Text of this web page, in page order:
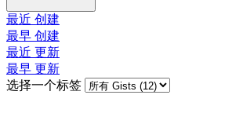
最近 创建
最早 创建
最近 更新
最早 更新
选择一个标签